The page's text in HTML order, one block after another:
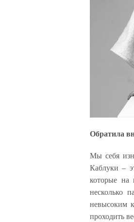
Обратила
Мы себя
Каблуки –
которые на
несколько
невысоким
проходить